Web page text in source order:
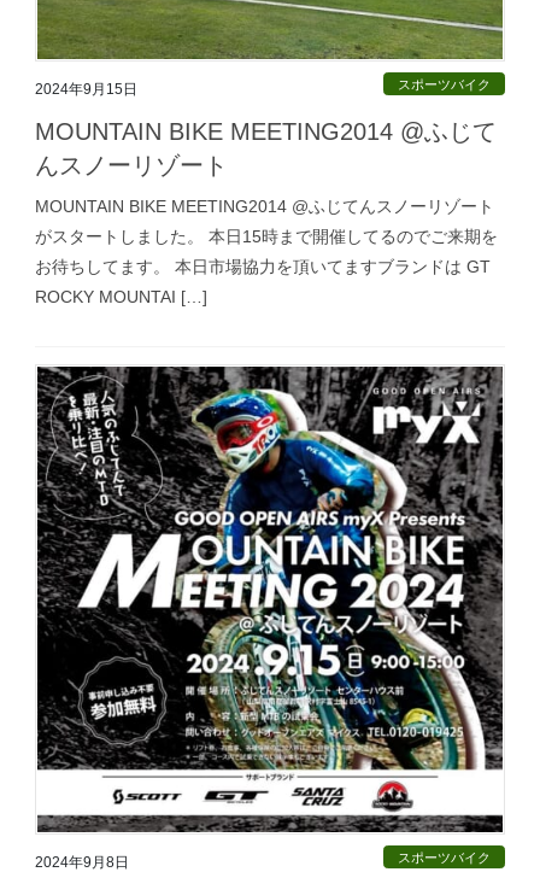
2024年9月15日 スポーツバイク
MOUNTAIN BIKE MEETING2014 @ふじて
んスノーリゾート
MOUNTAIN BIKE MEETING2014 @ふじてんスノーリゾート
がスタートしました。 本日15時まで開催してるのでご来期を
お待ちしてます。 本日市場協力を頂いてますブランドは GT
ROCKY MOUNTAI […]
2024年9月8日 スポーツバイク